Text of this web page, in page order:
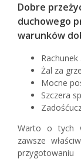
Dobre
duchowego
warunków
Żal za
Mocne
Szczera
Warto o tych
zawsze